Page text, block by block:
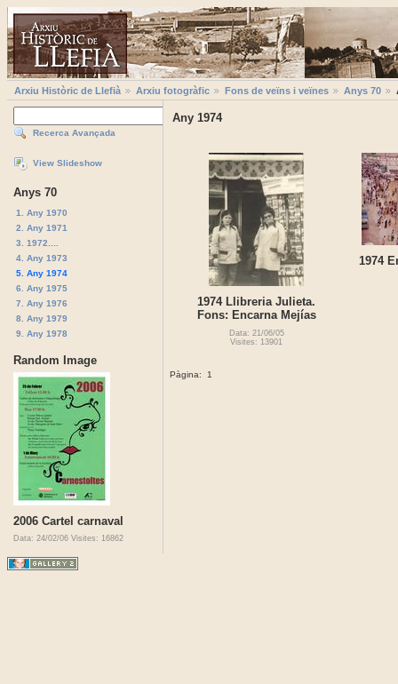
Arxiu Històric de Llefià Arxiu fotogràfic Fons de veïns i veïnes Anys 70
Recerca Avançada
View Slideshow
Anys 70
1. Any 1970
2. Any 1971
3. 1972....
4. Any 1973
5. Any 1974
6. Any 1975
7. Any 1976
8. Any 1979
9. Any 1978
Random Image
2006 Cartel carnaval
Data: 24/02/06 Visites: 16862
Any 1974
1974 Llibreria Julieta.
Fons: Encarna Mejías
Data: 21/06/05
Visites: 13901
1974
Pàgina: 1